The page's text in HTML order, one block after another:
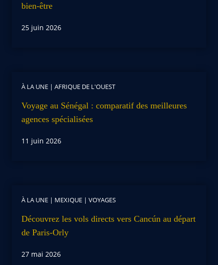
bien-être
25 juin 2026
À LA UNE | AFRIQUE DE L'OUEST
Voyage au Sénégal : comparatif des meilleures
agences spécialisées
11 juin 2026
À LA UNE | MEXIQUE | VOYAGES
Découvrez les vols directs vers Cancún au départ
de Paris-Orly
27 mai 2026